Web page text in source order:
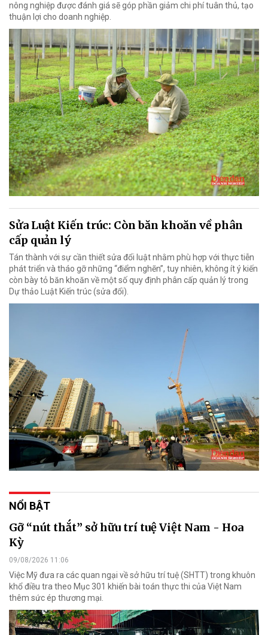
nông nghiệp được đánh giá sẽ góp phần giảm chi phí tuân thủ, tạo
thuận lợi cho doanh nghiệp.
Sửa Luật Kiến trúc: Còn băn khoăn về phân
cấp quản lý
Tán thành với sự cần thiết sửa đổi luật nhằm phù hợp với thực tiễn
phát triển và tháo gỡ những “điểm nghẽn”, tuy nhiên, không ít ý kiến
còn bày tỏ băn khoăn về một số quy định phân cấp quản lý trong
Dự thảo Luật Kiến trúc (sửa đổi).
NỔI BẬT
Gỡ “nút thắt” sở hữu trí tuệ Việt Nam - Hoa
Kỳ
09/08/2026 11:06
Việc Mỹ đưa ra các quan ngại về sở hữu trí tuệ (SHTT) trong khuôn
khổ điều tra theo Mục 301 khiến bài toán thực thi của Việt Nam
thêm sức ép thương mại.